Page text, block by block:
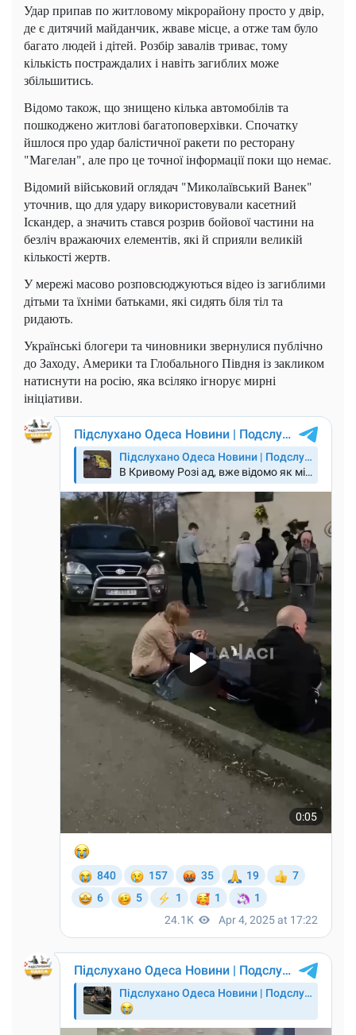
Удар припав по житловому мікрорайону просто у двір,
де є дитячий майданчик, жваве місце, а отже там було
багато людей і дітей. Розбір завалів триває, тому
кількість постраждалих і навіть загиблих може
збільшитись.
Відомо також, що знищено кілька автомобілів та
пошкоджено житлові багатоповерхівки. Спочатку
йшлося про удар балістичної ракети по ресторану
"Магелан", але про це точної інформації поки що немає.
Відомий військовий оглядач "Миколаївський Ванек"
уточнив, що для удару використовували касетний
Іскандер, а значить стався розрив бойової частини на
безліч вражаючих елементів, які й сприяли великій
кількості жертв.
У мережі масово розповсюджуються відео із загиблими
дітьми та їхніми батьками, які сидять біля тіл та
ридають.
Українські блогери та чиновники звернулися публічно
до Заходу, Америки та Глобального Півдня із закликом
натиснути на росію, яка всіляко ігнорує мирні
ініціативи.